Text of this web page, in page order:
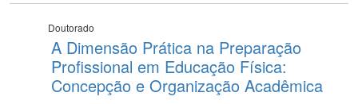
Doutorado
A Dimensão Prática na Preparação
Profissional em Educação Física:
Concepção e Organização Acadêmica